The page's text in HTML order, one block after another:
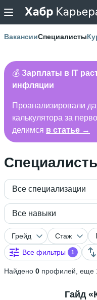
ВакансииСпециалисты
💰 Зарплаты в IT
инфляции
Проанализировали
калькулятора за
делимся в статье →
Все специализации
Все навыки
Грейд Стаж
Все фильтры
1
Найдено 0 профилей, еще
Гайд